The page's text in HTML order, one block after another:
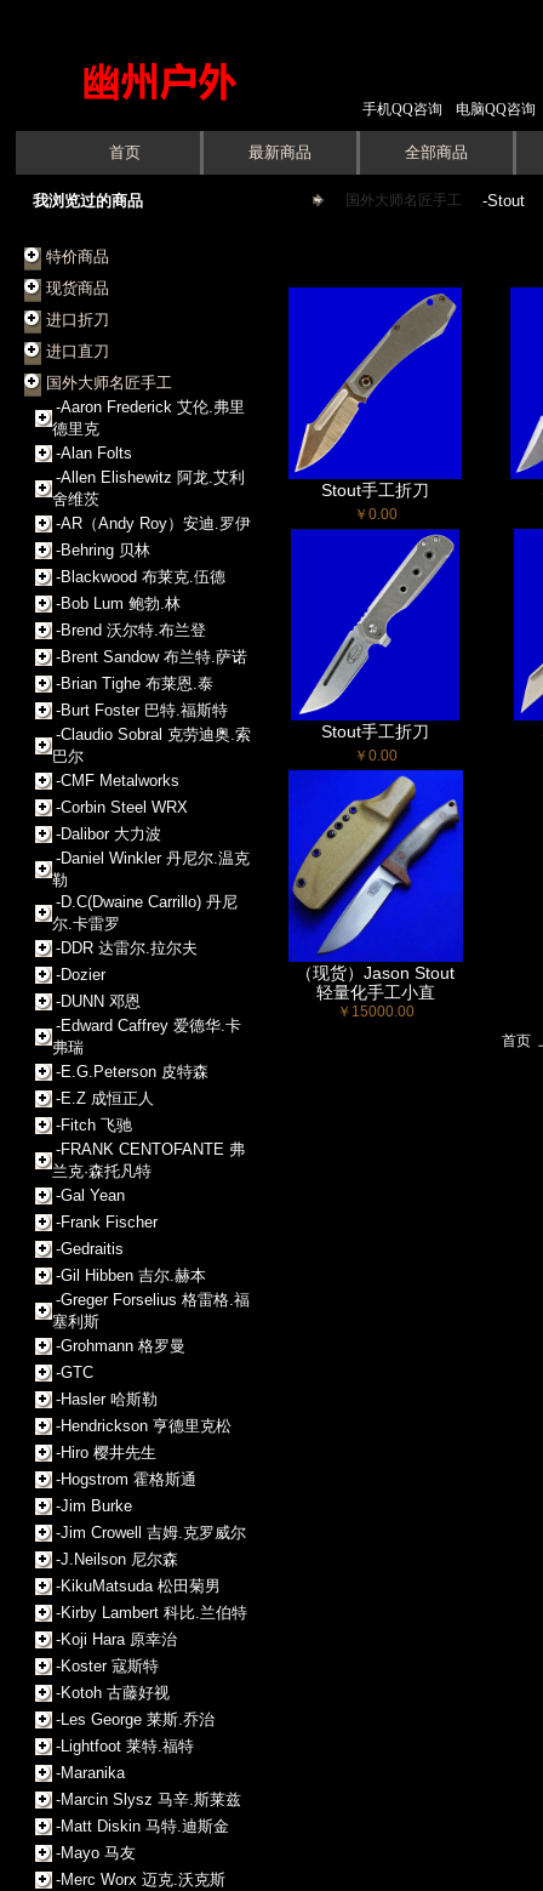
手机QQ咨询 电脑QQ咨询
首页 最新商品 全部商品
我浏览过的商品
特价商品
现货商品
进口折刀
进口直刀
国外大师名匠手工
-Aaron Frederick 艾伦.弗里
德里克
-Alan Folts
-Allen Elishewitz 阿龙.艾利
舍维茨
-AR（Andy Roy）安迪.罗伊
-Behring 贝林
-Blackwood 布莱克.伍德
-Bob Lum 鲍勃.林
-Brend 沃尔特.布兰登
-Brent Sandow 布兰特.萨诺
-Brian Tighe 布莱恩.泰
-Burt Foster 巴特.福斯特
-Claudio Sobral 克劳迪奥.索
巴尔
-CMF Metalworks
-Corbin Steel WRX
-Dalibor 大力波
-Daniel Winkler 丹尼尔.温克
勒
-D.C(Dwaine Carrillo) 丹尼
尔.卡雷罗
-DDR 达雷尔.拉尔夫
-Dozier
-DUNN 邓恩
-Edward Caffrey 爱德华.卡
弗瑞
-E.G.Peterson 皮特森
-E.Z 成恒正人
-Fitch 飞驰
-FRANK CENTOFANTE 弗
兰克·森托凡特
-Gal Yean
-Frank Fischer
-Gedraitis
-Gil Hibben 吉尔.赫本
-Greger Forselius 格雷格.福
塞利斯
-Grohmann 格罗曼
-GTC
-Hasler 哈斯勒
-Hendrickson 亨德里克松
-Hiro 樱井先生
-Hogstrom 霍格斯通
-Jim Burke
-Jim Crowell 吉姆.克罗威尔
-J.Neilson 尼尔森
-KikuMatsuda 松田菊男
-Kirby Lambert 科比.兰伯特
-Koji Hara 原幸治
-Koster 寇斯特
-Kotoh 古藤好视
-Les George 莱斯.乔治
-Lightfoot 莱特.福特
-Maranika
-Marcin Slysz 马辛.斯莱兹
-Matt Diskin 马特.迪斯金
-Mayo 马友
-Merc Worx 迈克.沃克斯
国外大师名匠手工 -Stout
Stout手工折刀
￥0.00
Stout手工折刀
￥0.00
（现货）Jason Stout
轻量化手工小直
￥15000.00
首页